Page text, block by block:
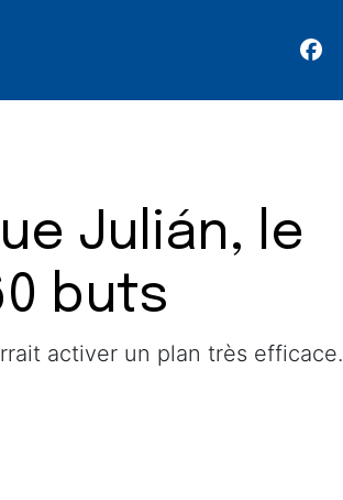
Julián, le
buts
activer un plan très efficace.